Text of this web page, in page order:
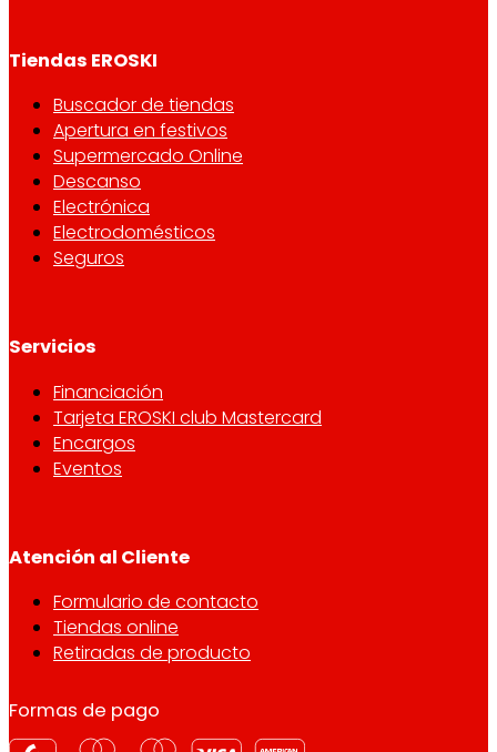
Tiendas EROSKI
Buscador de tiendas
Apertura en festivos
Supermercado Online
Descanso
Electrónica
Electrodomésticos
Seguros
Servicios
Financiación
Tarjeta EROSKI club Mastercard
Encargos
Eventos
Atención al Cliente
Formulario de contacto
Tiendas online
Retiradas de producto
Formas de pago